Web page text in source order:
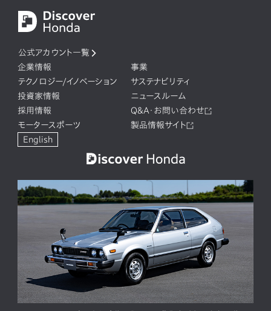
公式アカウント一覧
企業情報
事業
テクノロジー/イノベーション
サステナビリティ
投資家情報
ニュースルーム
採用情報
Q&A・お問い合わせ
モータースポーツ
製品情報サイト
English